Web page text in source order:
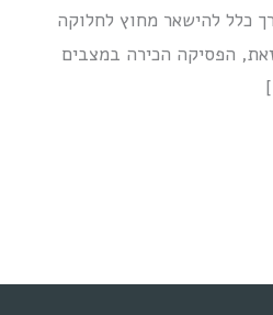
כלל להישאר מחוץ לחלוקה
הפסיקה הכירה במצבים